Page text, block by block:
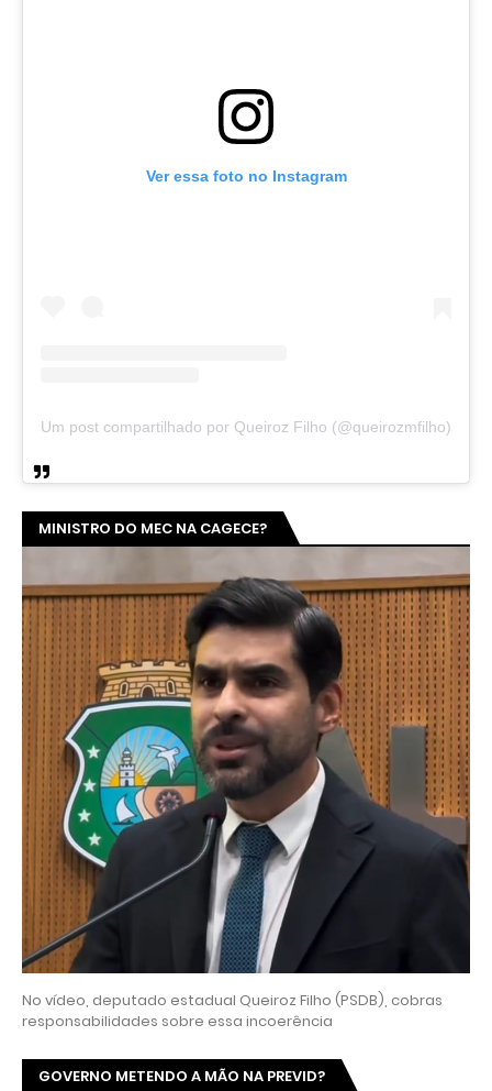
Ver essa foto no Instagram
Um post compartilhado por Queiroz Filho (@queirozmfilho)
MINISTRO DO MEC NA CAGECE?
No vídeo, deputado estadual Queiroz Filho (PSDB), cobras
responsabilidades sobre essa incoerência
GOVERNO METENDO A MÃO NA PREVID?